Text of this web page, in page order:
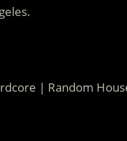
| Random